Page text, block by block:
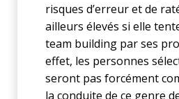
risques d’erreur et de
ailleurs élevés si elle
team building par ses
effet, les personnes
seront pas forcément
la conduite de ce genre